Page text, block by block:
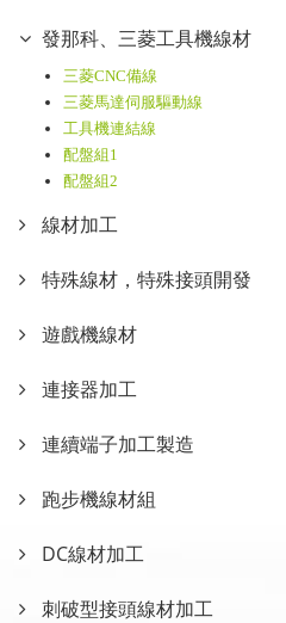
發那科、三菱工具機線材
三菱CNC備線
三菱馬達伺服驅動線
工具機連結線
配盤組1
配盤組2
線材加工
特殊線材，特殊接頭開發
遊戲機線材
連接器加工
連續端子加工製造
跑步機線材組
DC線材加工
刺破型接頭線材加工